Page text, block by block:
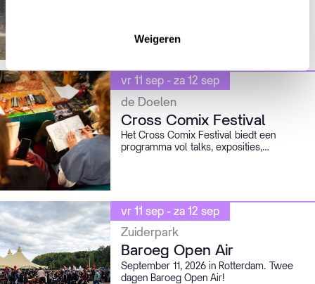
Weigeren
en demonstraties op het water, land en in
vr 11 sep - za 12 sep
de Doelen
Cross Comix Festival
Het Cross Comix Festival biedt een
programma vol talks, exposities,
vr 11 sep - za 12 sep
Zuiderpark
Baroeg Open Air
September 11, 2026 in Rotterdam. Twee
dagen Baroeg Open Air!